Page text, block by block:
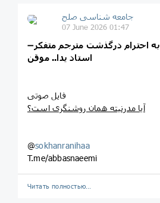
جامعه شناسی صلح
07 June 2026 01:47
➖به احترام درگذشت مترجم متفکر
استاد یدا.. موقن
فایل صوتی
آیا مدرنیته همان روشنگری است؟
@sokhanranihaa
T.me/abbasnaeemi
Читать полностью…